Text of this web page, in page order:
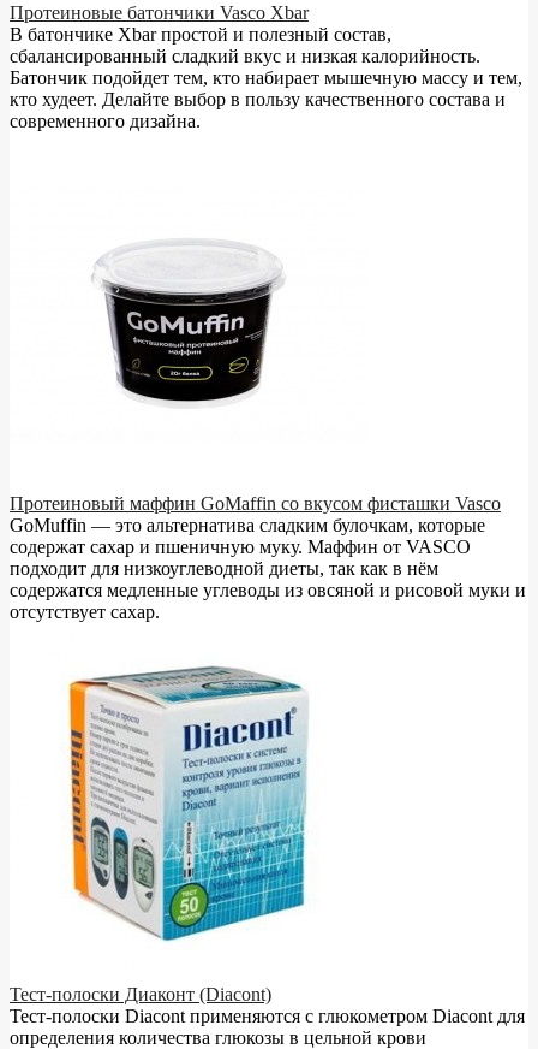
Протеиновые батончики Vasco Xbar
В батончике Xbar простой и полезный состав,
сбалансированный сладкий вкус и низкая калорийность.
Батончик подойдет тем, кто набирает мышечную массу и тем,
кто худеет. Делайте выбор в пользу качественного состава и
современного дизайна.
Протеиновый маффин GoMaffin со вкусом фисташки Vasco
GoMuffin — это альтернатива сладким булочкам, которые
содержат сахар и пшеничную муку. Маффин от VASCO
подходит для низкоуглеводной диеты, так как в нём
содержатся медленные углеводы из овсяной и рисовой муки и
отсутствует сахар.
Тест-полоски Диаконт (Diacont)
Тест-полоски Diacont применяются с глюкометром Diacont для
определения количества глюкозы в цельной крови